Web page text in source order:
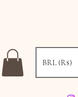
BRL (R$)